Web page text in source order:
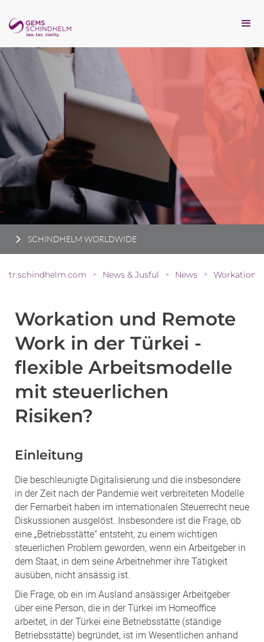
SCHINDHELM WORLDWIDE
tr.schindhelm.com > News & Jusful > News >
Workation und Remote
Work in der Türkei -
flexible Arbeitsmodelle
mit steuerlichen
Risiken?
Einleitung
Die beschleunigte Digitalisierung und die insbesondere
in der Zeit nach der Pandemie weit verbreiteten Modelle
der Fernarbeit haben im internationalen Steuerrecht neue
Diskussionen ausgelöst. Insbesondere ist die Frage, ob
eine „Betriebsstätte“ entsteht, zu einem wichtigen
steuerlichen Problem geworden, wenn ein Arbeitgeber in
dem Staat, in dem seine Arbeitnehmer ihre Tätigkeit
ausüben, nicht ansässig ist.
Die Frage, ob ein im Ausland ansässiger Arbeitgeber
über eine Person, die in der Türkei im Homeoffice
arbeitet, in der Türkei eine Betriebsstätte (ständige
Betriebsstätte) begründet, ist im Wesentlichen anhand